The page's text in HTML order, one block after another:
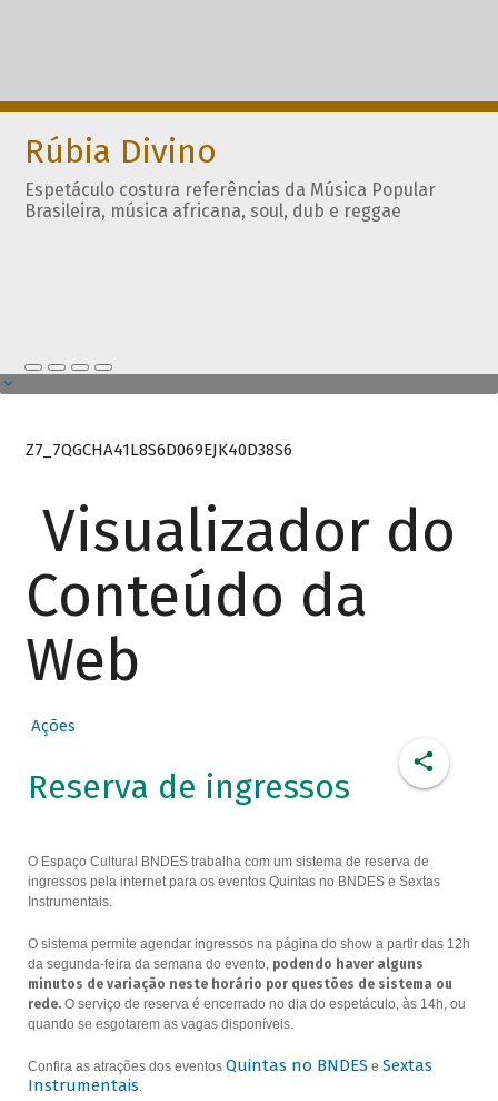
Rúbia Divino
Espetáculo costura referências da Música Popular
Brasileira, música africana, soul, dub e reggae
Z7_7QGCHA41L8S6D069EJK40D38S6
Visualizador do
Conteúdo da
Web
Ações
Reserva de ingressos
O Espaço Cultural BNDES trabalha com um sistema de reserva de
ingressos pela internet para os eventos Quintas no BNDES e Sextas
Instrumentais.
O sistema permite agendar ingressos na página do show a partir das 12h
da segunda-feira da semana do evento, podendo haver alguns
minutos de variação neste horário por questões de sistema ou
rede.O serviço de reserva é encerrado no dia do espetáculo, às 14h, ou
quando se esgotarem as vagas disponíveis.
Confira as atrações dos eventos Quintas no BNDES e Sextas
Instrumentais.